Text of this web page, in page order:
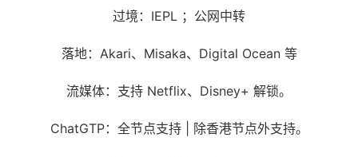
过境：IEPL ；公网中转
落地：Akari、Misaka、Digital Ocean 等
流媒体：支持 Netflix、Disney+ 解锁。
ChatGTP：全节点支持 | 除香港节点外支持。